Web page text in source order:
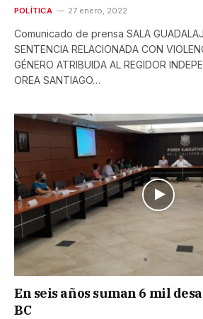
POLÍTICA 27 enero, 2022
Comunicado de prensa SALA
SENTENCIA RELACIONADA CON
GÉNERO ATRIBUIDA AL REGIDOR
OREA SANTIAGO…
En seis años suman 6 mil
BC